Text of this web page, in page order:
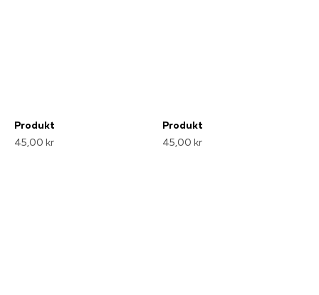
Produkt
45,00 kr
Produkt
45,00 kr